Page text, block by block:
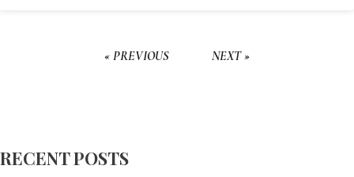
« PREVIOUS NEXT »
RECENT POSTS